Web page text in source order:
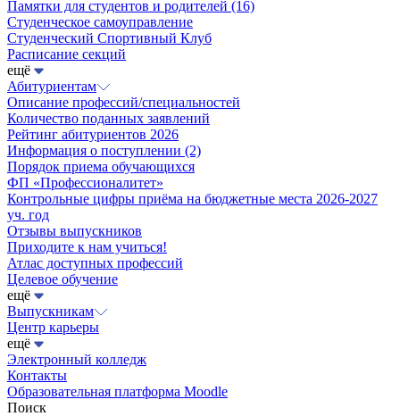
Памятки для студентов и родителей (16)
Студенческое самоуправление
Студенческий Спортивный Клуб
Расписание секций
ещё
Абитуриентам
Описание профессий/специальностей
Количество поданных заявлений
Рейтинг абитуриентов 2026
Информация о поступлении (2)
Порядок приема обучающихся
ФП «Профессионалитет»
Контрольные цифры приёма на бюджетные места 2026-2027
уч. год
Отзывы выпускников
Приходите к нам учиться!
Атлас доступных профессий
Целевое обучение
ещё
Выпускникам
Центр карьеры
ещё
Электронный колледж
Контакты
Образовательная платформа Moodle
Поиск